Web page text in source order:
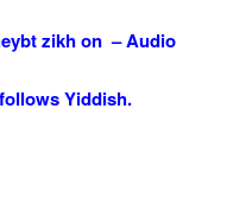
zikh on – Audio
Yiddish.